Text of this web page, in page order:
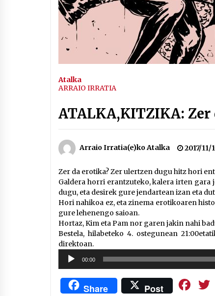
Arrosaren IX. Topaketak –
Mila esker guztioi!
2021/11/11
Segura irratian Arrosaren
urteez
saioan Arrosaren 20 urteez
Atalka
ARRAIO IRRATIA
ATALKA,KITZIKA:
Arraio Irratia(e)ko Atalka 2017/11/
Zer da erotika? Zer ulertzen dugu hitz hori
Galdera horri erantzuteko, kalera irten gara
dugu, eta desirek gure jendartean izan eta
Hori nahikoa ez, eta zinema erotikoaren
gure lehenengo saioan.
Hortaz, Kim eta Pam nor garen jakin nahi
Bestela, hilabeteko 4. ostegunean
direktoan.
Soinu
erreproduzigailua
00:00
Share Post